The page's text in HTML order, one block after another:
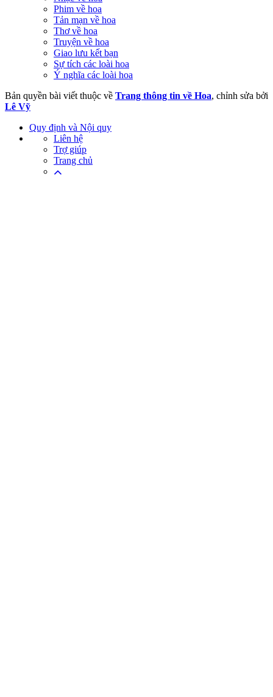
Phim về hoa
Tản mạn về hoa
Thơ về hoa
Truyện về hoa
Giao lưu kết bạn
Sự tích các loài hoa
Ý nghĩa các loài hoa
Bản quyền bài viết thuộc về Trang thông tin về Hoa, chỉnh sửa bởi
Lê Vỹ
Quy định và Nội quy
Liên hệ
Trợ giúp
Trang chủ